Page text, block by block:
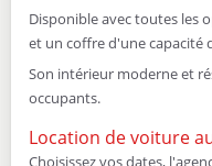
Disponible avec toutes les
et un coffre d'une capacité
Son intérieur moderne et
occupants.
Location de voiture
Choisissez vos dates,